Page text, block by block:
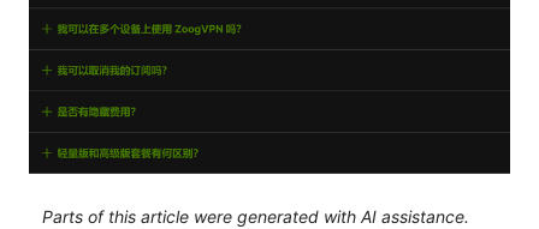
Parts of this article were generated with AI assistance.